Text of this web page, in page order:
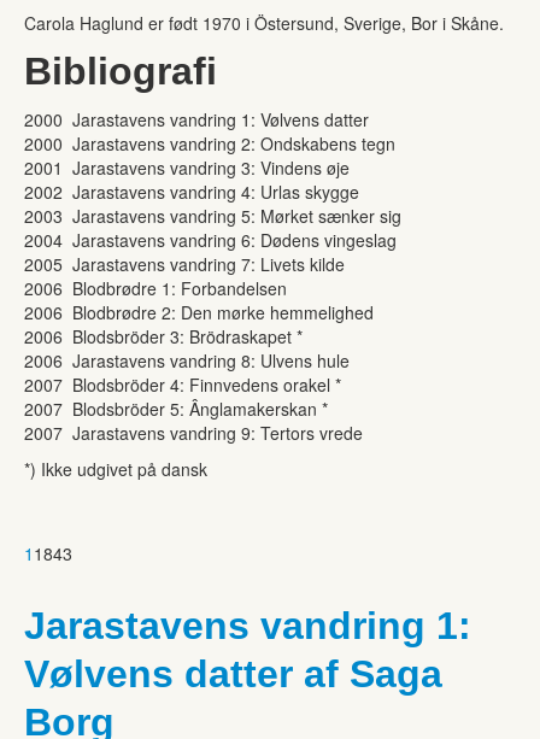
Carola Haglund er født 1970 i Östersund, Sverige, Bor i Skåne.
Bibliografi
2000 Jarastavens vandring 1: Vølvens datter
2000 Jarastavens vandring 2: Ondskabens tegn
2001 Jarastavens vandring 3: Vindens øje
2002 Jarastavens vandring 4: Urlas skygge
2003 Jarastavens vandring 5: Mørket sænker sig
2004 Jarastavens vandring 6: Dødens vingeslag
2005 Jarastavens vandring 7: Livets kilde
2006 Blodbrødre 1: Forbandelsen
2006 Blodbrødre 2: Den mørke hemmelighed
2006 Blodsbröder 3: Brödraskapet *
2006 Jarastavens vandring 8: Ulvens hule
2007 Blodsbröder 4: Finnvedens orakel *
2007 Blodsbröder 5: Ânglamakerskan *
2007 Jarastavens vandring 9: Tertors vrede
*) Ikke udgivet på dansk
1 1843
Jarastavens vandring 1:
Vølvens datter af Saga
Borg